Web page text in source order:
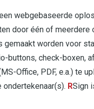
webgebaseerde
door één of meerdere
gemaakt worden voor
buttons, check-boxen,
Office, PDF, e.a.) te
RSign